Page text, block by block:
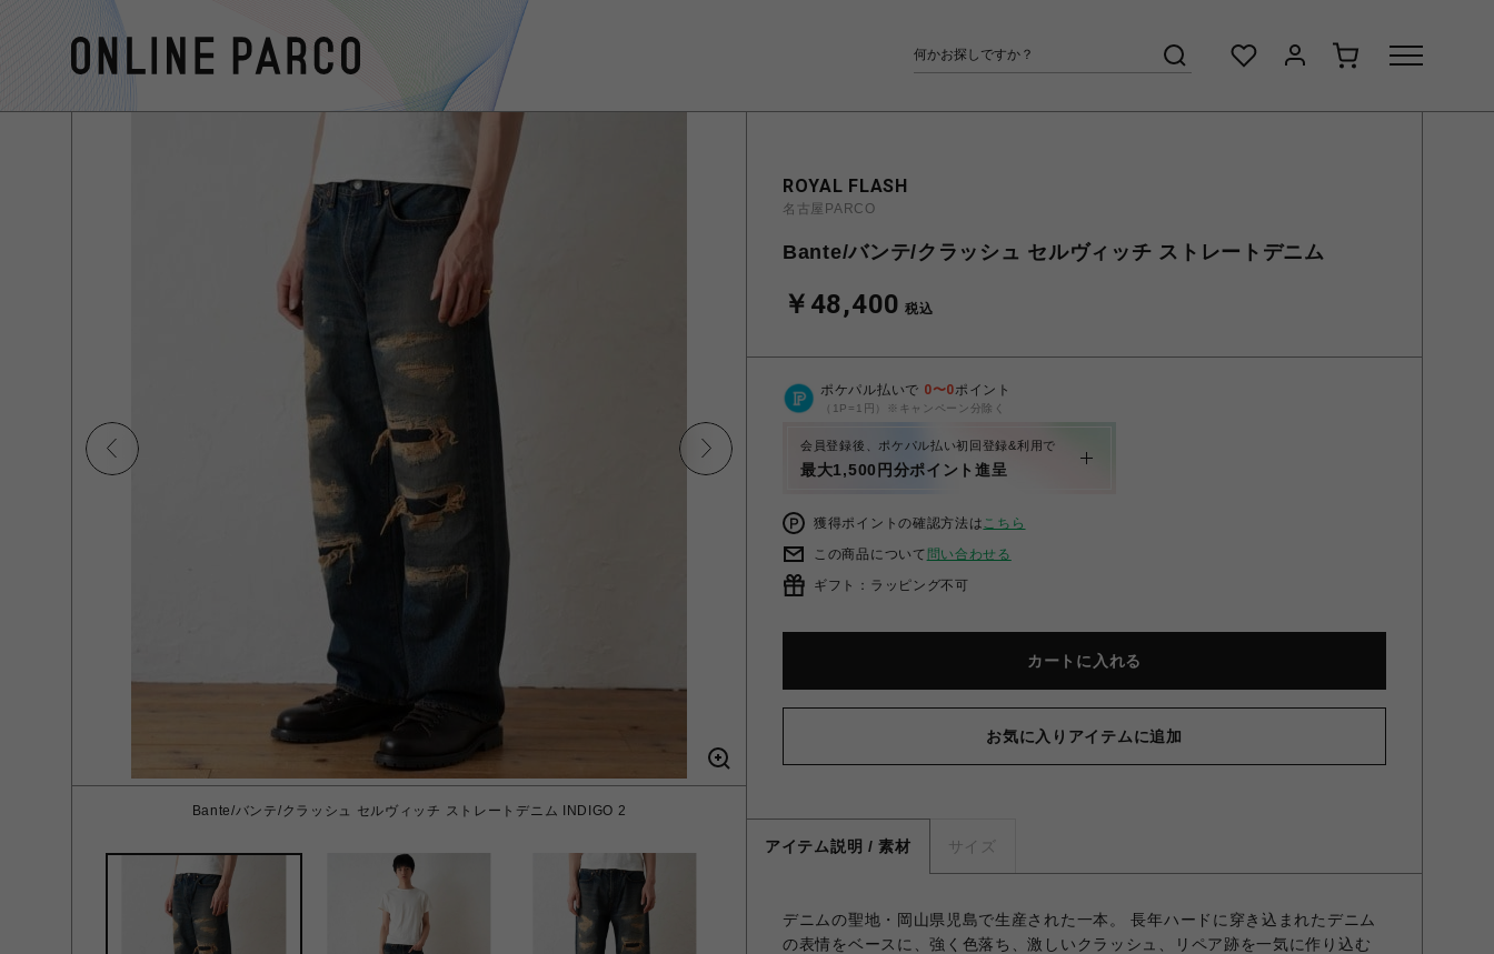
Bante/バンテ/クラッシュ セルヴィッチ ストレートデニム INDIGO 2
ROYAL FLASH
名古屋PARCO
Bante/バンテ/クラッシュ セルヴィッチ ストレートデニム
￥48,400 税込
ポケパル払いで 0〜0ポイント
（1P=1円）※キャンペーン分除く
会員登録後、ポケパル払い初回登録&利用で
最大1,500円分ポイント進呈
獲得ポイントの確認方法はこちら
この商品について 問い合わせる
ギフト：ラッピング不可
カートに入れる
お気に入りアイテムに追加
アイテム説明 / 素材 サイズ
デニムの聖地・岡山県児島で生産された一本。 長年ハードに穿き込まれたデニム
の表情をベースに、強く色落ち、激しいクラッシュ、リペア跡を一気に作り込む